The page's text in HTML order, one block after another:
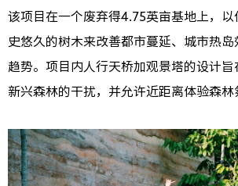
该项目在一个废弃得4.75英亩基地上，以
史悠久的树木来改善都市蔓延、城市热
趋势。项目内人行天桥加观景塔的设计旨
新兴森林的干扰，并允许近距离体验森林